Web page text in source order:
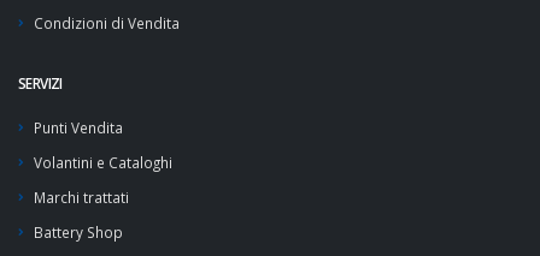
Condizioni di Vendita
SERVIZI
Punti Vendita
Volantini e Cataloghi
Marchi trattati
Battery Shop